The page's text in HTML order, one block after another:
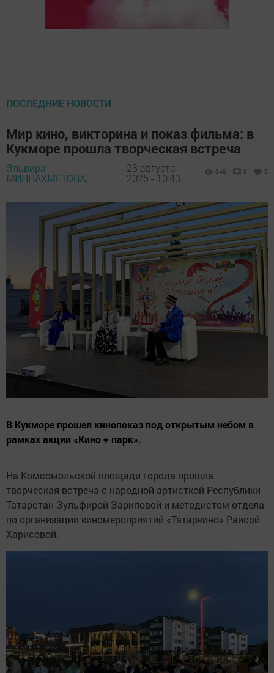
ПОСЛЕДНИЕ НОВОСТИ
Мир кино, викторина и показ фильма: в
Кукморе прошла творческая встреча
Эльвира
МИННАХМЕТОВА,
23 августа
2025 - 10:43
346 0 0
В Кукморе прошел кинопоказ под открытым небом в
рамках акции «Кино + парк».
На Комсомольской площади города прошла
творческая встреча с народной артисткой Республики
Татарстан Зульфирой Зариповой и методистом отдела
по организации киномероприятий «Татаркино» Раисой
Харисовой.